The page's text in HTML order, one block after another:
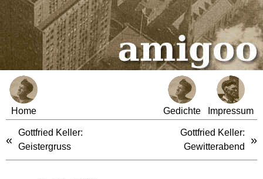
Home Gedichte Impressum
«
Gottfried Keller:
Geistergruss
Gottfried Keller:
Gewitterabend
»